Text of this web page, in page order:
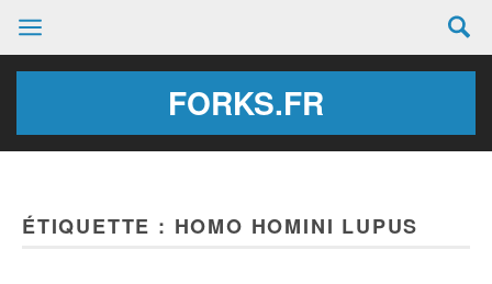
FORKS.FR
ÉTIQUETTE : HOMO HOMINI LUPUS